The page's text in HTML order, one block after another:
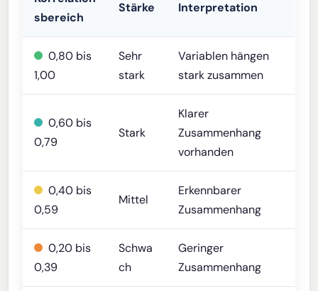
sbereich
Stärke Interpretation
0,80 bis
1,00
Sehr
stark
Variablen hängen
stark zusammen
0,60 bis
0,79
Stark
Klarer
Zusammenhang
vorhanden
0,40 bis
0,59
Mittel
Erkennbarer
Zusammenhang
0,20 bis
0,39
Schwa
ch
Geringer
Zusammenhang